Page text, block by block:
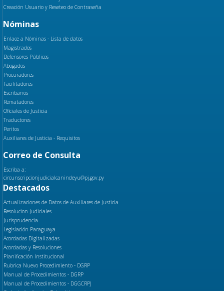
Creación Usuario y Reseteo de Contraseña
Nóminas
Enlace a Nóminas - Lista de datos
Magistrados
Defensores Públicos
Abogados
Procuradores
Facilitadores
Escribanos
Rematadores
Oficiales de Justicia
Traductores
Peritos
Auxiliares de Justicia - Requisitos
Correo de Consulta
Escriba a:
circunscripcionjudicialcanindeyu@pj.gov.py
Destacados
Actualizaciones de Datos de Auxiliares de Justicia
Resolucion Judiciales
Jurisprudencia
Legislación Paraguaya
Acordadas Digitalizadas
Acordadas y Resoluciones
Planificación Institucional
Rubrica Nuevo Procedimiento - DGRP
Manual de Procedimientos - DGRP
Manual de Procedimientos - DGGCRPJ